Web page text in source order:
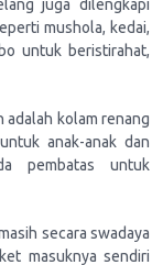
juga dilengkapi
mushola, kedai,
untuk beristirahat,
adalah kolam renang
anak-anak dan
pembatas untuk
secara swadaya
masuknya sendiri